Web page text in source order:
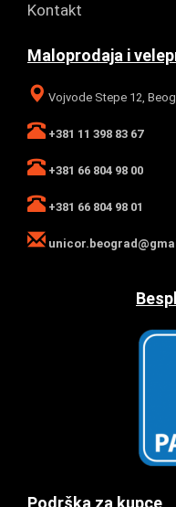
Kontakt
Maloprodaja i
Vojvode Stepe 12,
+381 11 398 83 67
+381 66 804 98 00
+381 66 804 98 01
Podrška za kupce